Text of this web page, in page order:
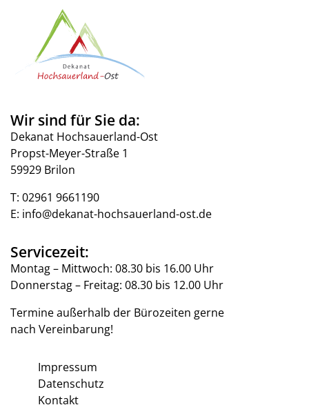
Wir sind für Sie da:
Dekanat Hochsauerland-Ost
Propst-Meyer-Straße 1
59929 Brilon
T: 02961 9661190
E: info@dekanat-hochsauerland-ost.de
Servicezeit:
Montag – Mittwoch: 08.30 bis 16.00 Uhr
Donnerstag – Freitag: 08.30 bis 12.00 Uhr
Termine außerhalb der Bürozeiten gerne
nach Vereinbarung!
Impressum
Datenschutz
Kontakt